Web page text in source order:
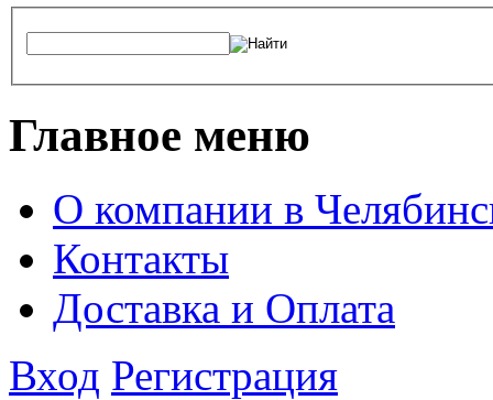
Главное меню
О компании в
Контакты
Доставка и Оплата
Вход Регистрация